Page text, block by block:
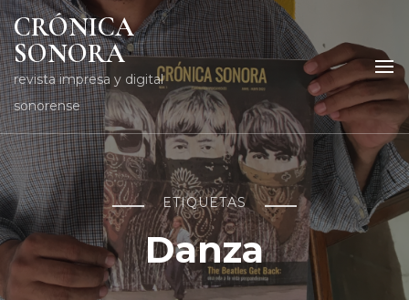
CRÓNICA
SONORA
revista impresa y digital
sonorense
ETIQUETAS
Danza